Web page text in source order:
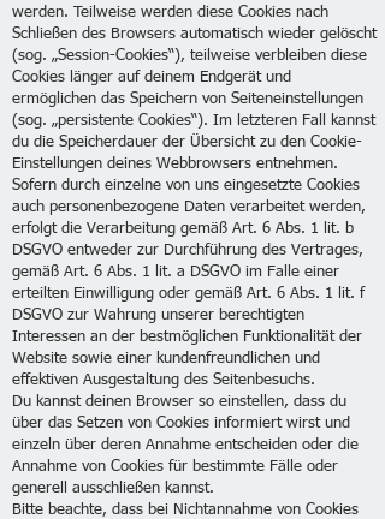
werden. Teilweise werden diese Cookies nach
Schließen des Browsers automatisch wieder gelöscht
(sog. „Session-Cookies“), teilweise verbleiben diese
Cookies länger auf deinem Endgerät und
ermöglichen das Speichern von Seiteneinstellungen
(sog. „persistente Cookies“). Im letzteren Fall kannst
du die Speicherdauer der Übersicht zu den Cookie-
Einstellungen deines Webbrowsers entnehmen.
Sofern durch einzelne von uns eingesetzte Cookies
auch personenbezogene Daten verarbeitet werden,
erfolgt die Verarbeitung gemäß Art. 6 Abs. 1 lit. b
DSGVO entweder zur Durchführung des Vertrages,
gemäß Art. 6 Abs. 1 lit. a DSGVO im Falle einer
erteilten Einwilligung oder gemäß Art. 6 Abs. 1 lit. f
DSGVO zur Wahrung unserer berechtigten
Interessen an der bestmöglichen Funktionalität der
Website sowie einer kundenfreundlichen und
effektiven Ausgestaltung des Seitenbesuchs.
Du kannst deinen Browser so einstellen, dass du
über das Setzen von Cookies informiert wirst und
einzeln über deren Annahme entscheiden oder die
Annahme von Cookies für bestimmte Fälle oder
generell ausschließen kannst.
Bitte beachte, dass bei Nichtannahme von Cookies